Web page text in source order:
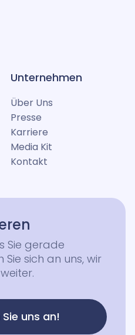
Unternehmen
Über Uns
Presse
Karriere
Media Kit
Kontakt
Sie gerade
sich an uns, wir
uns an!